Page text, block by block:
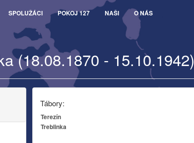
SPOLUŽÁCI POKOJ 127 NAŠI O NÁS
(18.08.1870 - 15.10.1942)
Tábory:
Terezín
Treblinka